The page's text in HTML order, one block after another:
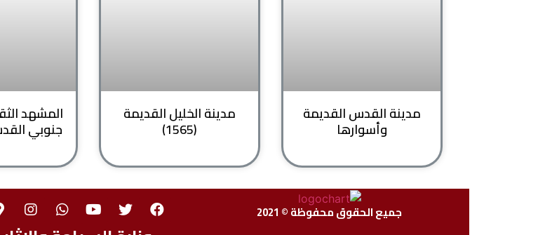
مدينة القدس القديمة
وأسوارها
مدينة الخليل القديمة
(1565)
المشهد
جنوبي القدس
جميع الحقوق محفوظة © 2021